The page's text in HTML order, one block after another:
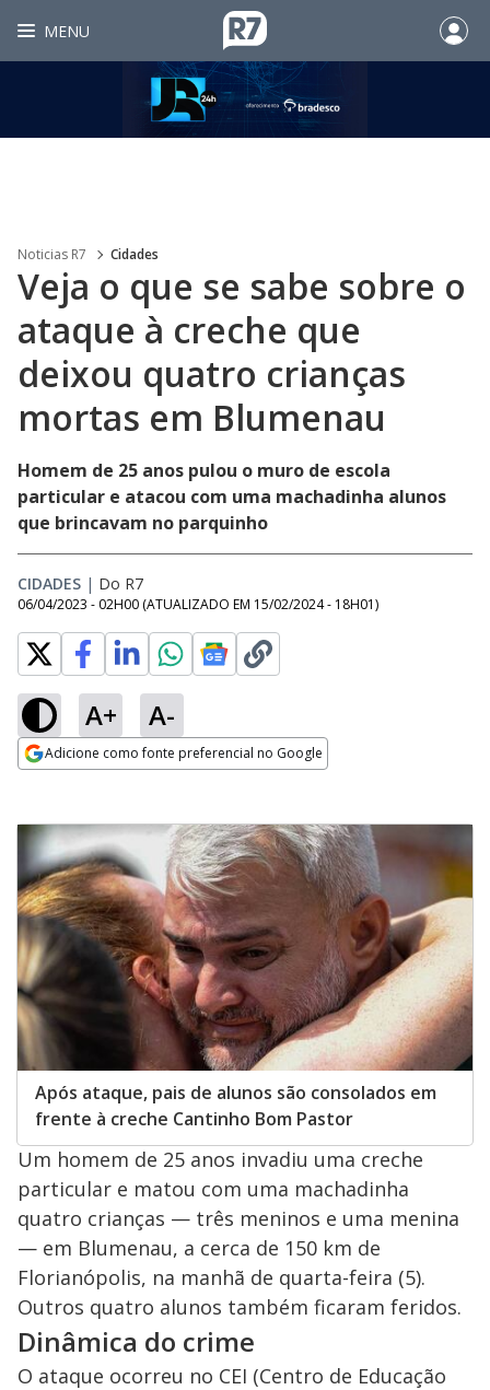
MENU
Noticias R7 Cidades
Veja o que se sabe sobre o
ataque à creche que
deixou quatro crianças
mortas em Blumenau
Homem de 25 anos pulou o muro de escola
particular e atacou com uma machadinha alunos
que brincavam no parquinho
CIDADES | Do R7
06/04/2023 - 02H00 (ATUALIZADO EM 15/02/2024 - 18H01)
A+ A-
Adicione como fonte preferencial no Google
Após ataque, pais de alunos são consolados em
frente à creche Cantinho Bom Pastor
Um homem de 25 anos invadiu uma creche
particular e matou com uma machadinha
quatro crianças — três meninos e uma menina
— em Blumenau, a cerca de 150 km de
Florianópolis, na manhã de quarta-feira (5).
Outros quatro alunos também ficaram feridos.
Dinâmica do crime
O ataque ocorreu no CEI (Centro de Educação